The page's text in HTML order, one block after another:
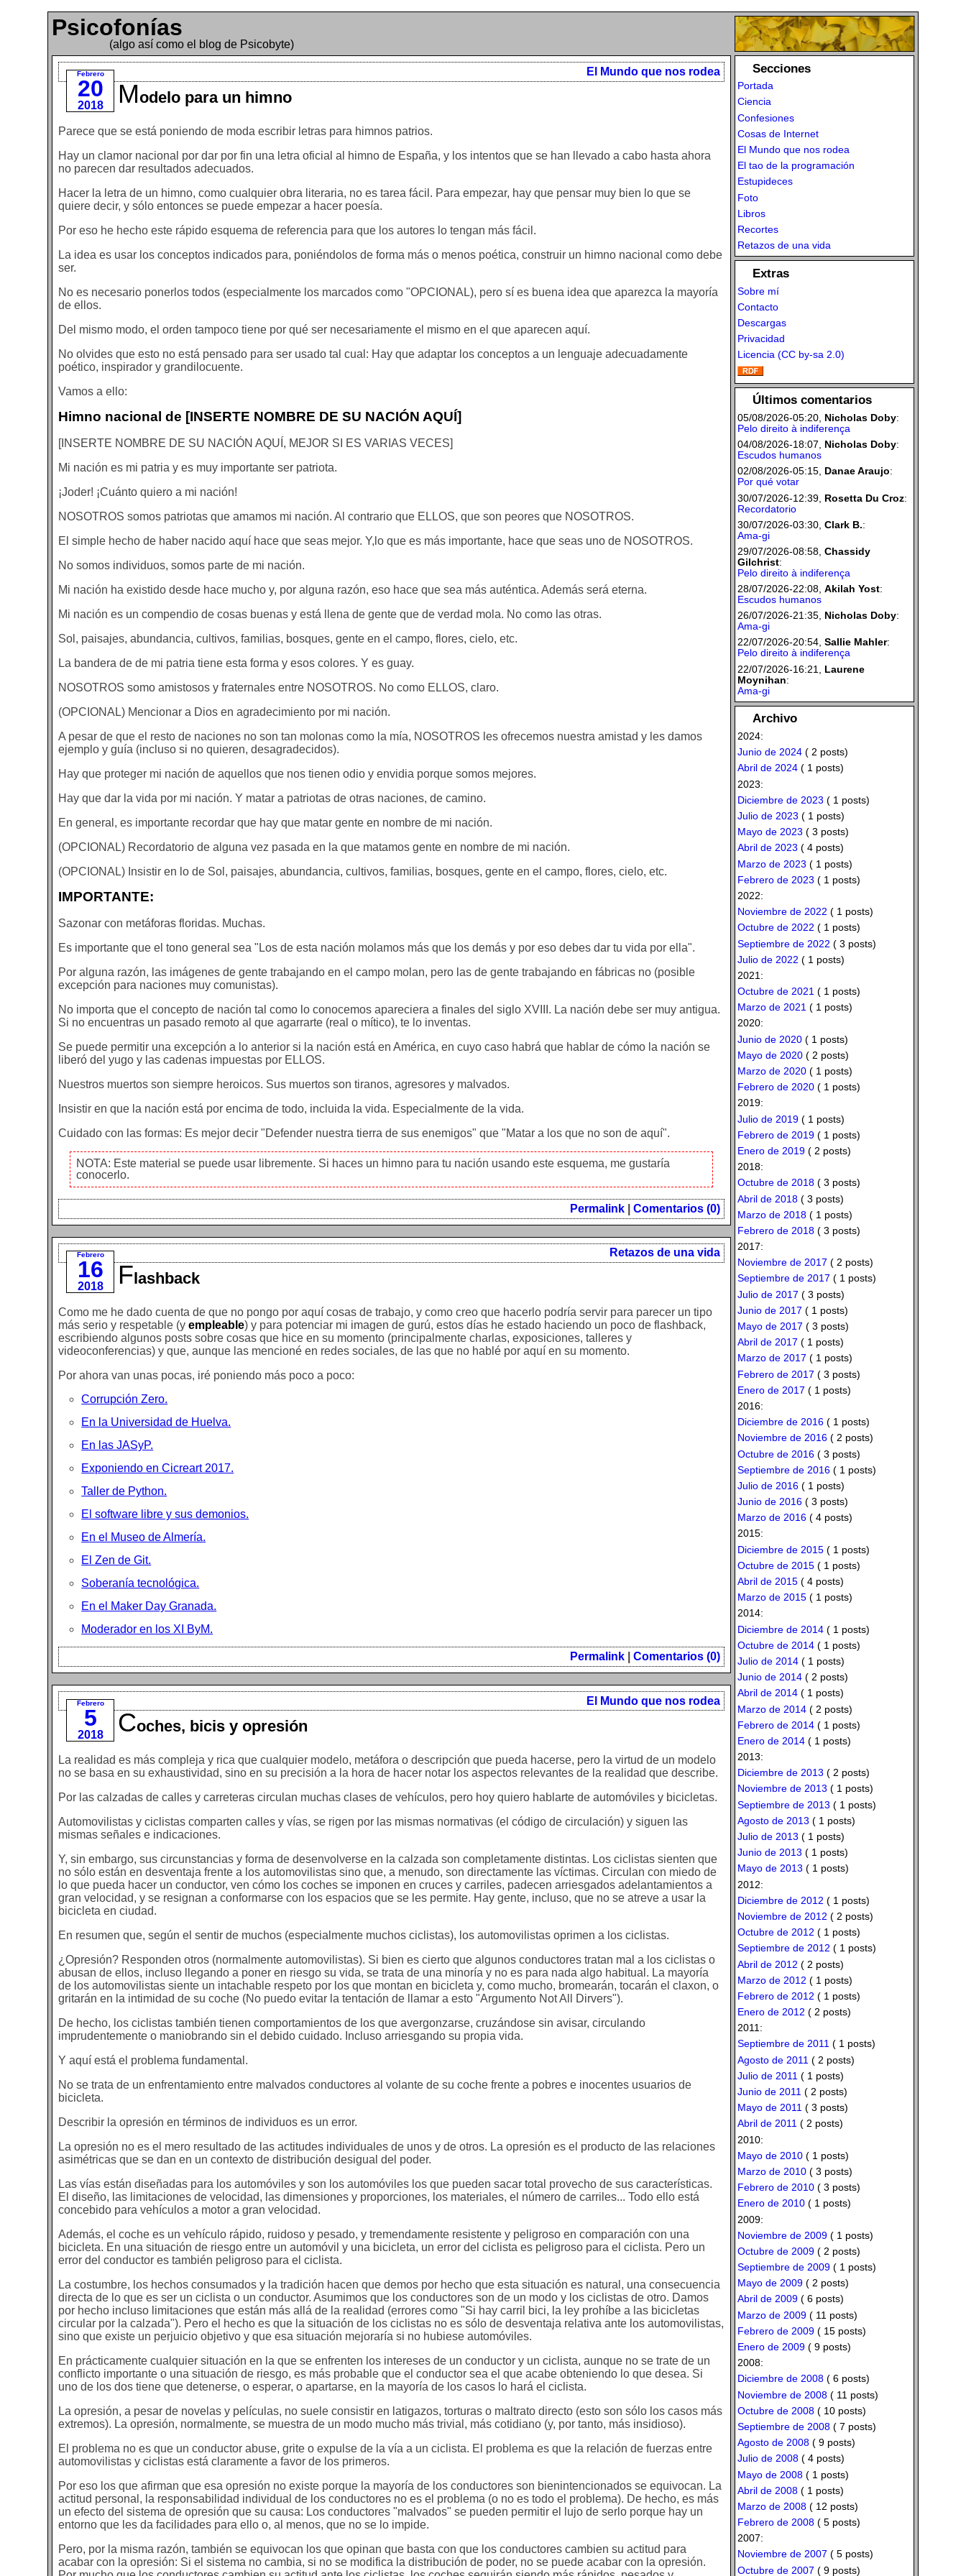
Psicofonías
(algo así como el blog de Psicobyte)
Febrero
20
2018
El Mundo que nos rodea
Modelo para un himno
Parece que se está poniendo de moda escribir letras para himnos patrios.
Hay un clamor nacional por dar por fin una letra oficial al himno de España, y los intentos que se han llevado a cabo hasta ahora
no parecen dar resultados adecuados.
Hacer la letra de un himno, como cualquier obra literaria, no es tarea fácil. Para empezar, hay que pensar muy bien lo que se
quiere decir, y sólo entonces se puede empezar a hacer poesía.
Por eso he hecho este rápido esquema de referencia para que los autores lo tengan más fácil.
La idea es usar los conceptos indicados para, poniéndolos de forma más o menos poética, construir un himno nacional como debe
ser.
No es necesario ponerlos todos (especialmente los marcados como "OPCIONAL), pero sí es buena idea que aparezca la mayoría
de ellos.
Del mismo modo, el orden tampoco tiene por qué ser necesariamente el mismo en el que aparecen aquí.
No olvides que esto no está pensado para ser usado tal cual: Hay que adaptar los conceptos a un lenguaje adecuadamente
poético, inspirador y grandilocuente.
Vamos a ello:
Himno nacional de [INSERTE NOMBRE DE SU NACIÓN AQUÍ]
[INSERTE NOMBRE DE SU NACIÓN AQUÍ, MEJOR SI ES VARIAS VECES]
Mi nación es mi patria y es muy importante ser patriota.
¡Joder! ¡Cuánto quiero a mi nación!
NOSOTROS somos patriotas que amamos mi nación. Al contrario que ELLOS, que son peores que NOSOTROS.
El simple hecho de haber nacido aquí hace que seas mejor. Y,lo que es más importante, hace que seas uno de NOSOTROS.
No somos individuos, somos parte de mi nación.
Mi nación ha existido desde hace mucho y, por alguna razón, eso hace que sea más auténtica. Además será eterna.
Mi nación es un compendio de cosas buenas y está llena de gente que de verdad mola. No como las otras.
Sol, paisajes, abundancia, cultivos, familias, bosques, gente en el campo, flores, cielo, etc.
La bandera de de mi patria tiene esta forma y esos colores. Y es guay.
NOSOTROS somo amistosos y fraternales entre NOSOTROS. No como ELLOS, claro.
(OPCIONAL) Mencionar a Dios en agradecimiento por mi nación.
A pesar de que el resto de naciones no son tan molonas como la mía, NOSOTROS les ofrecemos nuestra amistad y les damos
ejemplo y guía (incluso si no quieren, desagradecidos).
Hay que proteger mi nación de aquellos que nos tienen odio y envidia porque somos mejores.
Hay que dar la vida por mi nación. Y matar a patriotas de otras naciones, de camino.
En general, es importante recordar que hay que matar gente en nombre de mi nación.
(OPCIONAL) Recordatorio de alguna vez pasada en la que matamos gente en nombre de mi nación.
(OPCIONAL) Insistir en lo de Sol, paisajes, abundancia, cultivos, familias, bosques, gente en el campo, flores, cielo, etc.
IMPORTANTE:
Sazonar con metáforas floridas. Muchas.
Es importante que el tono general sea "Los de esta nación molamos más que los demás y por eso debes dar tu vida por ella".
Por alguna razón, las imágenes de gente trabajando en el campo molan, pero las de gente trabajando en fábricas no (posible
excepción para naciones muy comunistas).
No importa que el concepto de nación tal como lo conocemos apareciera a finales del siglo XVIII. La nación debe ser muy antigua.
Si no encuentras un pasado remoto al que agarrarte (real o mítico), te lo inventas.
Se puede permitir una excepción a lo anterior si la nación está en América, en cuyo caso habrá que hablar de cómo la nación se
liberó del yugo y las cadenas impuestas por ELLOS.
Nuestros muertos son siempre heroicos. Sus muertos son tiranos, agresores y malvados.
Insistir en que la nación está por encima de todo, incluida la vida. Especialmente de la vida.
Cuidado con las formas: Es mejor decir "Defender nuestra tierra de sus enemigos" que "Matar a los que no son de aquí".
NOTA: Este material se puede usar libremente. Si haces un himno para tu nación usando este esquema, me gustaría
conocerlo.
Permalink Comentarios (0)
Febrero
16
2018
Retazos de una vida
Flashback
Como me he dado cuenta de que no pongo por aquí cosas de trabajo, y como creo que hacerlo podría servir para parecer un tipo
más serio y respetable (yempleable) y para potenciar mi imagen de gurú, estos días he estado haciendo un poco de flashback,
escribiendo algunos posts sobre cosas que hice en su momento (principalmente charlas, exposiciones, talleres y
videoconferencias) y que, aunque las mencioné en redes sociales, de las que no hablé por aquí en su momento.
Por ahora van unas pocas, iré poniendo más poco a poco:
Corrupción Zero.
En la Universidad de Huelva.
En las JASyP.
Exponiendo en Cicreart 2017.
Taller de Python.
El software libre y sus demonios.
En el Museo de Almería.
El Zen de Git.
Soberanía tecnológica.
En el Maker Day Granada.
Moderador en los XI ByM.
Permalink Comentarios (0)
Febrero
5
2018
El Mundo que nos rodea
Coches, bicis y opresión
La realidad es más compleja y rica que cualquier modelo, metáfora o descripción que pueda hacerse, pero la virtud de un modelo
no se basa en su exhaustividad, sino en su precisión a la hora de hacer notar los aspectos relevantes de la realidad que describe.
Por las calzadas de calles y carreteras circulan muchas clases de vehículos, pero hoy quiero hablarte de automóviles y bicicletas.
Automovilistas y ciclistas comparten calles y vías, se rigen por las mismas normativas (el código de circulación) y siguen las
mismas señales e indicaciones.
Y, sin embargo, sus circunstancias y forma de desenvolverse en la calzada son completamente distintas. Los ciclistas sienten que
no sólo están en desventaja frente a los automovilistas sino que, a menudo, son directamente las víctimas. Circulan con miedo de
lo que pueda hacer un conductor, ven cómo los coches se imponen en cruces y carriles, padecen arriesgados adelantamientos a
gran velocidad, y se resignan a conformarse con los espacios que se les permite. Hay gente, incluso, que no se atreve a usar la
bicicleta en ciudad.
En resumen que, según el sentir de muchos (especialmente muchos ciclistas), los automovilistas oprimen a los ciclistas.
¿Opresión? Responden otros (normalmente automovilistas). Si bien es cierto que algunos conductores tratan mal a los ciclistas o
abusan de ellos, incluso llegando a poner en riesgo su vida, se trata de una minoría y no es para nada algo habitual. La mayoría
de los automovilistas siente un intachable respeto por los que montan en bicicleta y, como mucho, bromearán, tocarán el claxon, o
gritarán en la intimidad de su coche (No puedo evitar la tentación de llamar a esto "Argumento Not All Dirvers").
De hecho, los ciclistas también tienen comportamientos de los que avergonzarse, cruzándose sin avisar, circulando
imprudentemente o maniobrando sin el debido cuidado. Incluso arriesgando su propia vida.
Y aquí está el problema fundamental.
No se trata de un enfrentamiento entre malvados conductores al volante de su coche frente a pobres e inocentes usuarios de
bicicleta.
Describir la opresión en términos de individuos es un error.
La opresión no es el mero resultado de las actitudes individuales de unos y de otros. La opresión es el producto de las relaciones
asimétricas que se dan en un contexto de distribución desigual del poder.
Las vías están diseñadas para los automóviles y son los automóviles los que pueden sacar total provecho de sus características.
El diseño, las limitaciones de velocidad, las dimensiones y proporciones, los materiales, el número de carriles... Todo ello está
concebido para vehículos a motor a gran velocidad.
Además, el coche es un vehículo rápido, ruidoso y pesado, y tremendamente resistente y peligroso en comparación con una
bicicleta. En una situación de riesgo entre un automóvil y una bicicleta, un error del ciclista es peligroso para el ciclista. Pero un
error del conductor es también peligroso para el ciclista.
La costumbre, los hechos consumados y la tradición hacen que demos por hecho que esta situación es natural, una consecuencia
directa de lo que es ser un ciclista o un conductor. Asumimos que los conductores son de un modo y los ciclistas de otro. Damos
por hecho incluso limitaciones que están más allá de la realidad (errores como "Si hay carril bici, la ley prohíbe a las bicicletas
circular por la calzada"). Pero el hecho es que la situación de los ciclistas no es sólo de desventaja relativa ante los automovilistas,
sino que existe un perjuicio objetivo y que esa situación mejoraría si no hubiese automóviles.
En prácticamente cualquier situación en la que se enfrenten los intereses de un conductor y un ciclista, aunque no se trate de un
conflicto importante o una situación de riesgo, es más probable que el conductor sea el que acabe obteniendo lo que desea. Si
uno de los dos tiene que detenerse, o esperar, o apartarse, en la mayoría de los casos lo hará el ciclista.
La opresión, a pesar de novelas y películas, no suele consistir en latigazos, torturas o maltrato directo (esto son sólo los casos más
extremos). La opresión, normalmente, se muestra de un modo mucho más trivial, más cotidiano (y, por tanto, más insidioso).
El problema no es que un conductor abuse, grite o expulse de la vía a un ciclista. El problema es que la relación de fuerzas entre
automovilistas y ciclistas está claramente a favor de los primeros.
Por eso los que afirman que esa opresión no existe porque la mayoría de los conductores son bienintencionados se equivocan. La
actitud personal, la responsabilidad individual de los conductores no es el problema (o no es todo el problema). De hecho, es más
un efecto del sistema de opresión que su causa: Los conductores "malvados" se pueden permitir el lujo de serlo porque hay un
entorno que les da facilidades para ello o, al menos, que no se lo impide.
Pero, por la misma razón, también se equivocan los que opinan que basta con que los conductores cambien su actitud para
acabar con la opresión: Si el sistema no cambia, si no se modifica la distribución de poder, no se puede acabar con la opresión.
Secciones
Portada
Ciencia
Confesiones
Cosas de Internet
El Mundo que nos rodea
El tao de la programación
Estupideces
Foto
Libros
Recortes
Retazos de una vida
Extras
Sobre mí
Contacto
Descargas
Privacidad
Licencia (CC by-sa 2.0)
Últimos comentarios
05/08/2026-05:20, Nicholas Doby:
Pelo direito à indiferença
04/08/2026-18:07, Nicholas Doby:
Escudos humanos
02/08/2026-05:15, Danae Araujo:
Por qué votar
30/07/2026-12:39, Rosetta Du Croz:
Recordatorio
30/07/2026-03:30, Clark B.:
Ama-gi
29/07/2026-08:58, Chassidy
Gilchrist:
Pelo direito à indiferença
28/07/2026-22:08, Akilah Yost:
Escudos humanos
26/07/2026-21:35, Nicholas Doby:
Ama-gi
22/07/2026-20:54, Sallie Mahler:
Pelo direito à indiferença
22/07/2026-16:21, Laurene
Moynihan:
Ama-gi
Archivo
2024:
Junio de 2024( 2 posts)
Abril de 2024( 1 posts)
2023:
Diciembre de 2023 ( 1 posts)
Julio de 2023 ( 1 posts)
Mayo de 2023 ( 3 posts)
Abril de 2023 ( 4 posts)
Marzo de 2023 ( 1 posts)
Febrero de 2023 ( 1 posts)
2022:
Noviembre de 2022 ( 1 posts)
Octubre de 2022 ( 1 posts)
Septiembre de 2022 ( 3 posts)
Julio de 2022 ( 1 posts)
2021:
Octubre de 2021 ( 1 posts)
Marzo de 2021( 1 posts)
2020:
Junio de 2020( 1 posts)
Mayo de 2020( 2 posts)
Marzo de 2020( 1 posts)
Febrero de 2020( 1 posts)
2019:
Julio de 2019( 1 posts)
Febrero de 2019( 1 posts)
Enero de 2019( 2 posts)
2018:
Octubre de 2018( 3 posts)
Abril de 2018( 3 posts)
Marzo de 2018( 1 posts)
Febrero de 2018( 3 posts)
2017:
Noviembre de 2017 ( 2 posts)
Septiembre de 2017 ( 1 posts)
Julio de 2017 ( 3 posts)
Junio de 2017 ( 1 posts)
Mayo de 2017 ( 3 posts)
Abril de 2017 ( 1 posts)
Marzo de 2017 ( 1 posts)
Febrero de 2017 ( 3 posts)
Enero de 2017 ( 1 posts)
2016:
Diciembre de 2016( 1 posts)
Noviembre de 2016( 2 posts)
Octubre de 2016( 3 posts)
Septiembre de 2016( 1 posts)
Julio de 2016( 1 posts)
Junio de 2016( 3 posts)
Marzo de 2016( 4 posts)
2015:
Diciembre de 2015( 1 posts)
Octubre de 2015( 1 posts)
Abril de 2015( 4 posts)
Marzo de 2015( 1 posts)
2014:
Diciembre de 2014( 1 posts)
Octubre de 2014( 1 posts)
Julio de 2014( 1 posts)
Junio de 2014( 2 posts)
Abril de 2014( 1 posts)
Marzo de 2014( 2 posts)
Febrero de 2014( 1 posts)
Enero de 2014( 1 posts)
2013:
Diciembre de 2013 ( 2 posts)
Noviembre de 2013 ( 1 posts)
Septiembre de 2013 ( 1 posts)
Agosto de 2013 ( 1 posts)
Julio de 2013 ( 1 posts)
Junio de 2013 ( 1 posts)
Mayo de 2013 ( 1 posts)
2012:
Diciembre de 2012 ( 1 posts)
Noviembre de 2012 ( 2 posts)
Octubre de 2012 ( 1 posts)
Septiembre de 2012 ( 1 posts)
Abril de 2012 ( 2 posts)
Marzo de 2012 ( 1 posts)
Febrero de 2012 ( 1 posts)
Enero de 2012 ( 2 posts)
2011:
Septiembre de 2011( 1 posts)
Agosto de 2011 ( 2 posts)
Julio de 2011 ( 1 posts)
Junio de 2011 ( 2 posts)
Mayo de 2011 ( 3 posts)
Abril de 2011( 2 posts)
2010:
Mayo de 2010( 1 posts)
Marzo de 2010( 3 posts)
Febrero de 2010( 3 posts)
Enero de 2010( 1 posts)
2009:
Noviembre de 2009( 1 posts)
Octubre de 2009( 2 posts)
Septiembre de 2009( 1 posts)
Mayo de 2009( 2 posts)
Abril de 2009( 6 posts)
Marzo de 2009( 11 posts)
Febrero de 2009( 15 posts)
Enero de 2009( 9 posts)
2008:
Diciembre de 2008( 6 posts)
Noviembre de 2008( 11 posts)
Octubre de 2008( 10 posts)
Septiembre de 2008( 7 posts)
Agosto de 2008( 9 posts)
Julio de 2008( 4 posts)
Mayo de 2008( 1 posts)
Abril de 2008( 1 posts)
Marzo de 2008( 12 posts)
Febrero de 2008( 5 posts)
2007:
Noviembre de 2007 ( 5 posts)
Octubre de 2007 ( 9 posts)